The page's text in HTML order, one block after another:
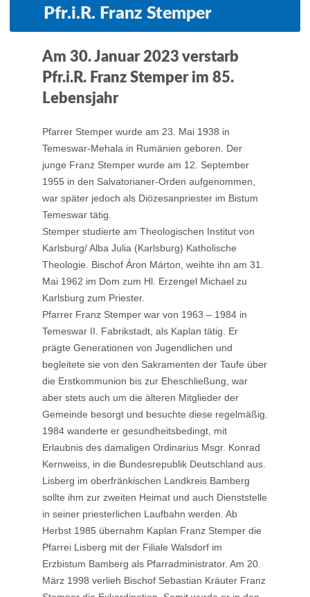
Pfr.i.R. Franz Stemper
Am 30. Januar 2023 verstarb
Pfr.i.R. Franz Stemper im 85.
Lebensjahr
Pfarrer Stemper wurde am 23. Mai 1938 in
Temeswar-Mehala in Rumänien geboren. Der
junge Franz Stemper wurde am 12. September
1955 in den Salvatorianer-Orden aufgenommen,
war später jedoch als Diözesanpriester im Bistum
Temeswar tätig.
Stemper studierte am Theologischen Institut von
Karlsburg/ Alba Julia (Karlsburg) Katholische
Theologie. Bischof Áron Márton, weihte ihn am 31.
Mai 1962 im Dom zum Hl. Erzengel Michael zu
Karlsburg zum Priester.
Pfarrer Franz Stemper war von 1963 – 1984 in
Temeswar II. Fabrikstadt, als Kaplan tätig. Er
prägte Generationen von Jugendlichen und
begleitete sie von den Sakramenten der Taufe über
die Erstkommunion bis zur Eheschließung, war
aber stets auch um die älteren Mitglieder der
Gemeinde besorgt und besuchte diese regelmäßig.
1984 wanderte er gesundheitsbedingt, mit
Erlaubnis des damaligen Ordinarius Msgr. Konrad
Kernweiss, in die Bundesrepublik Deutschland aus.
Lisberg im oberfränkischen Landkreis Bamberg
sollte ihm zur zweiten Heimat und auch Dienststelle
in seiner priesterlichen Laufbahn werden. Ab
Herbst 1985 übernahm Kaplan Franz Stemper die
Pfarrei Lisberg mit der Filiale Walsdorf im
Erzbistum Bamberg als Pfarradministrator. Am 20.
März 1998 verlieh Bischof Sebastian Kräuter Franz